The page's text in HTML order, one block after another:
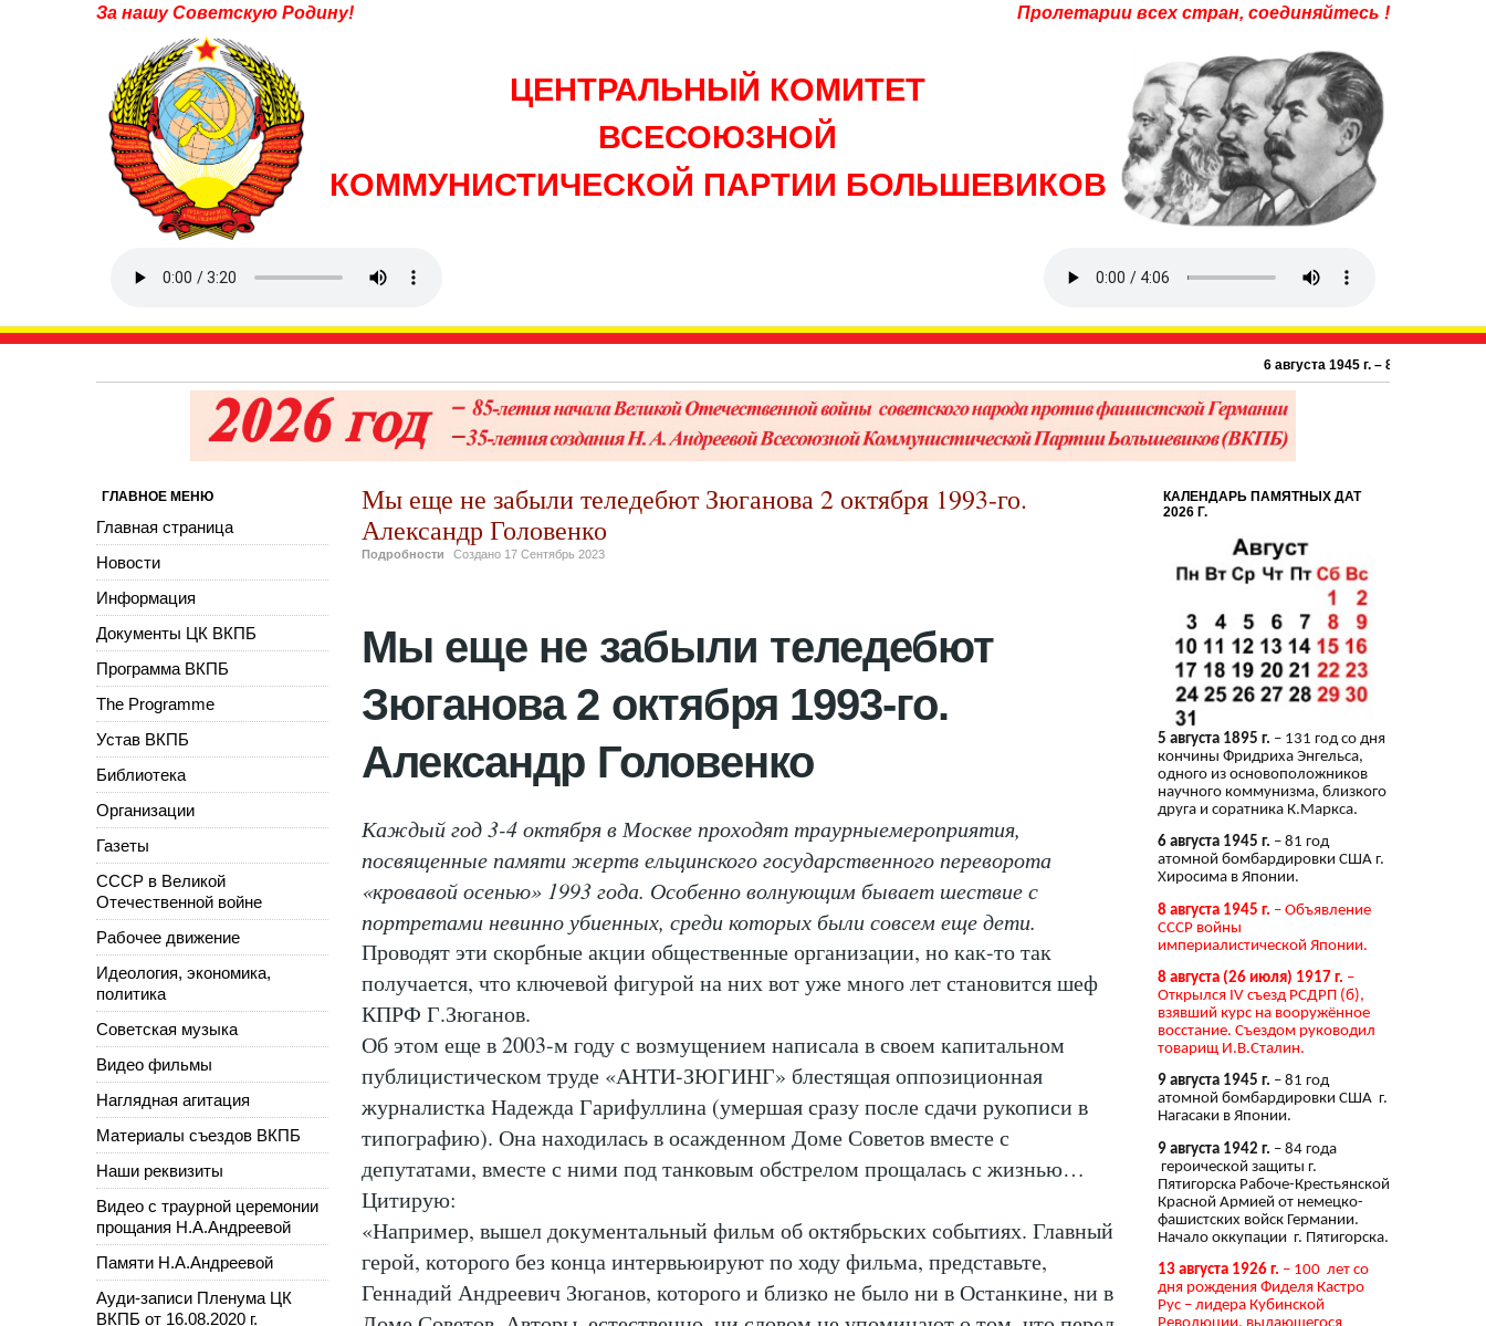
За нашу Советскую Родину! Пролетарии всех стран, соединяйтесь !
ЦЕНТРАЛЬНЫЙ КОМИТЕТ
ВСЕСОЮЗНОЙ
КОММУНИСТИЧЕСКОЙ ПАРТИИ БОЛЬШЕВИКОВ
6 августа 1945 г. – 81 год атомной
Мы еще не забыли теледебют Зюганова 2 октября 1993-го.
Александр Головенко
Подробности Создано 17 Сентябрь 2023
Мы еще не забыли теледебют
Зюганова 2 октября 1993-го.
Александр Головенко
Каждый год 3-4 октября в Москве проходят траурныемероприятия,
посвященные памяти жертв ельцинского государственного переворота
«кровавой осенью» 1993 года. Особенно волнующим бывает шествие с
портретами невинно убиенных, среди которых были совсем еще дети.
Проводят эти скорбные акции общественные организации, но как-то так
получается, что ключевой фигурой на них вот уже много лет становится шеф
КПРФ Г.Зюганов.
Об этом еще в 2003-м году с возмущением написала в своем капитальном
публицистическом труде «АНТИ-ЗЮГИНГ» блестящая оппозиционная
журналистка Надежда Гарифуллина (умершая сразу после сдачи рукописи в
типографию). Она находилась в осажденном Доме Советов вместе с
депутатами, вместе с ними под танковым обстрелом прощалась с жизнью…
Цитирую:
«Например, вышел документальный фильм об октябрьских событиях. Главный
герой, которого без конца интервьюируют по ходу фильма, представьте,
Геннадий Андреевич Зюганов, которого и близко не было ни в Останкине, ни в
ГЛАВНОЕ МЕНЮ
Главная страница
Новости
Информация
Документы ЦК ВКПБ
Программа ВКПБ
The Programme
Устав ВКПБ
Библиотека
Организации
Газеты
СССР в Великой
Отечественной войне
Рабочее движение
Идеология, экономика,
политика
Советская музыка
Видео фильмы
Наглядная агитация
Материалы съездов ВКПБ
Наши реквизиты
Видео с траурной церемонии
прощания Н.А.Андреевой
Памяти Н.А.Андреевой
Ауди-записи Пленума ЦК
ВКПБ от 16.08.2020 г.
КАЛЕНДАРЬ ПАМЯТНЫХ ДАТ
2026 Г.
5 августа 1895 г. – 131 год со дня
кончины Фридриха Энгельса,
одного из основоположников
научного коммунизма, близкого
друга и соратника К.Маркса.
6 августа 1945 г. – 81 год
атомной бомбардировки США г.
Хиросима в Японии.
8 августа 1945 г. – Объявление
СССР войны
империалистической Японии.
8 августа (26 июля) 1917 г. –
Открылся IV съезд РСДРП (б),
взявший курс на вооружённое
восстание. Съездом руководил
товарищ И.В.Сталин.
9 августа 1945 г. – 81 год
атомной бомбардировки США г.
Нагасаки в Японии.
9 августа 1942 г. – 84 года
героической защиты г.
Пятигорска Рабоче-Крестьянской
Красной Армией от немецко-
фашистских войск Германии.
Начало оккупации г. Пятигорска.
13 августа 1926 г. – 100 лет со
дня рождения Фиделя Кастро
Рус – лидера Кубинской